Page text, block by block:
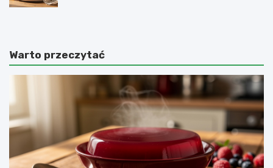
Warto przeczytać